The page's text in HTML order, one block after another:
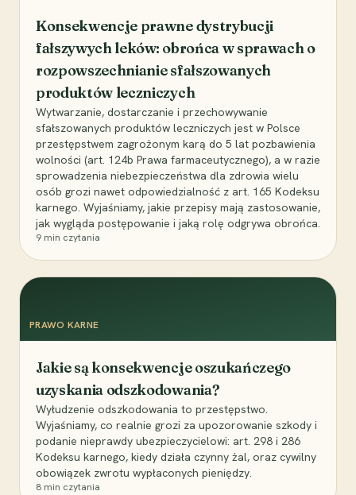
Konsekwencje prawne dystrybucji
fałszywych leków: obrońca w sprawach o
rozpowszechnianie sfałszowanych
produktów leczniczych
Wytwarzanie, dostarczanie i przechowywanie
sfałszowanych produktów leczniczych jest w Polsce
przestępstwem zagrożonym karą do 5 lat pozbawienia
wolności (art. 124b Prawa farmaceutycznego), a w razie
sprowadzenia niebezpieczeństwa dla zdrowia wielu
osób grozi nawet odpowiedzialność z art. 165 Kodeksu
karnego. Wyjaśniamy, jakie przepisy mają zastosowanie,
jak wygląda postępowanie i jaką rolę odgrywa obrońca.
9 min czytania
PRAWO KARNE
Jakie są konsekwencje oszukańczego
uzyskania odszkodowania?
Wyłudzenie odszkodowania to przestępstwo.
Wyjaśniamy, co realnie grozi za upozorowanie szkody i
podanie nieprawdy ubezpieczycielowi: art. 298 i 286
Kodeksu karnego, kiedy działa czynny żal, oraz cywilny
obowiązek zwrotu wypłaconych pieniędzy.
8 min czytania